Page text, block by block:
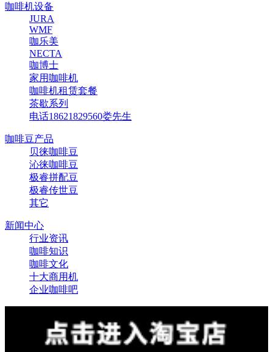
咖啡机设备
JURA
WMF
咖乐美
NECTA
咖博士
家用咖啡机
咖啡机租赁套餐
茶歇系列
电话18621829560娄先生
咖啡豆产品
贝徕咖啡豆
沁徕咖啡豆
极睿拼配豆
极睿传世豆
其它
新闻中心
行业资讯
咖啡知识
咖啡文化
十大商用机
企业咖啡吧